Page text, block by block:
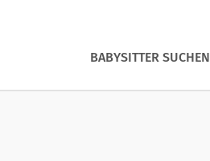
BABYSITTER SUCHEN